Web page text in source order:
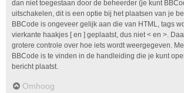
dan niet toegestaan door de beheerder (je kunt
uitschakelen, dit is een optie bij het plaatsen van je
BBCode is ongeveer gelijk aan die van HTML, tags
vierkante haakjes [ en ] geplaatst, dus niet < en >.
grotere controle over hoe iets wordt weergegeven.
BBCode is te vinden in de handleiding die je kunt
bericht plaatst.
Omhoog